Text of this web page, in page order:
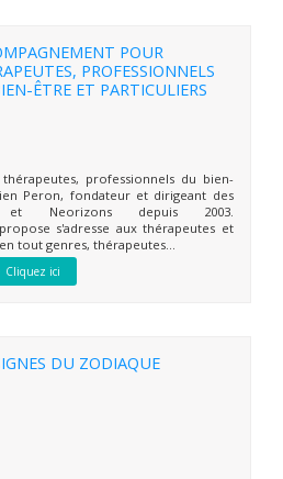
POUR
PROFESSIONNELS
ÊTRE ET PARTICULIERS
professionnels du bien-
Peron, fondateur et dirigeant des
et Neorizons depuis 2003.
s'adresse aux thérapeutes et
tout genres, thérapeutes...
Cliquez ici
DU ZODIAQUE